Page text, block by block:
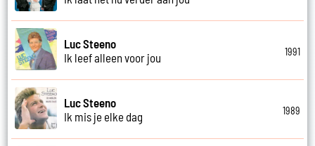
Luc Steeno
Ik leef alleen voor jou
1991
Luc Steeno
Ik mis je elke dag
1989